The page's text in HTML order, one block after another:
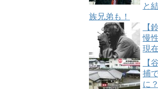
と
族兄弟も！
【
慢
現
【
捕
に